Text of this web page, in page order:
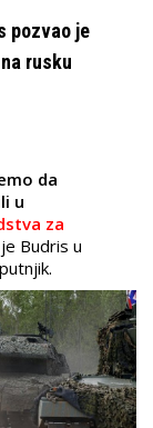
pozvao je
rusku
da
u
za
Budris u